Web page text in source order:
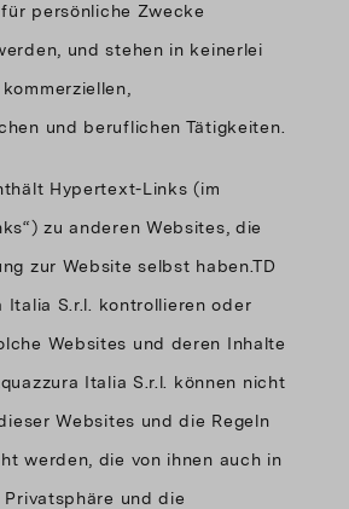
persönliche Zwecke
und stehen in keinerlei
und beruflichen Tätigkeiten.
Hypertext-Links (im
zu anderen Websites, die
zur Website selbst haben.TD
Italia S.r.l. kontrollieren oder
Websites und deren Inhalte
Italia S.r.l. können nicht
Websites und die Regeln
werden, die von ihnen auch in
Privatsphäre und die